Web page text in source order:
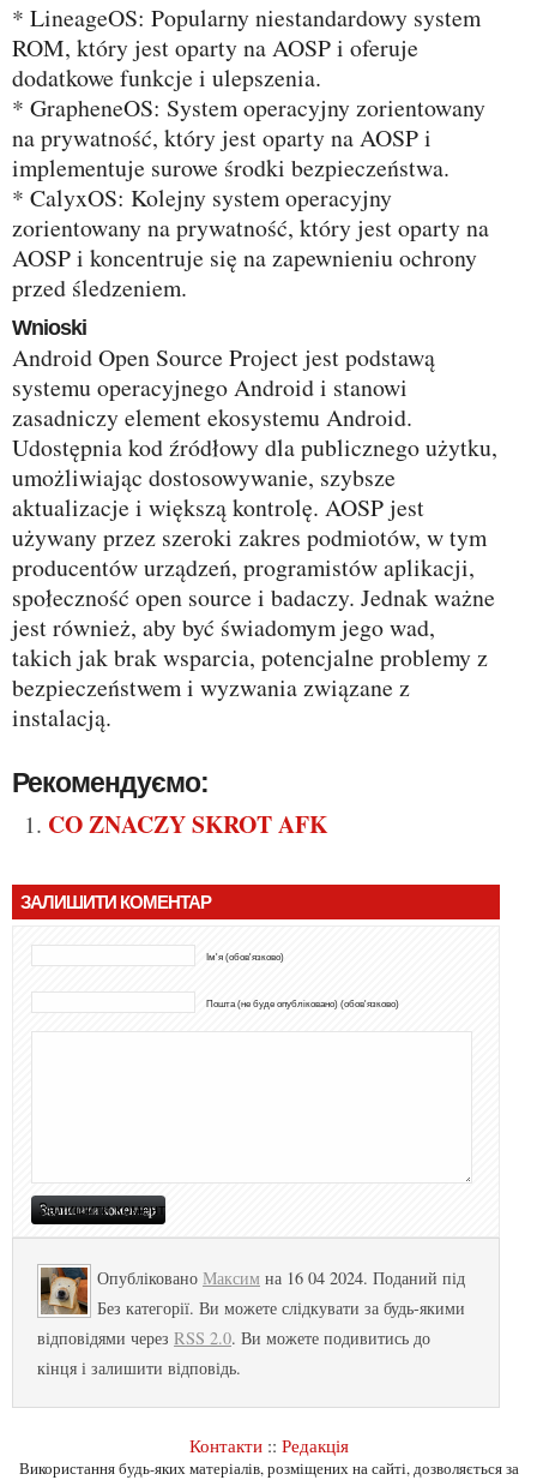
* LineageOS: Popularny niestandardowy system
ROM, który jest oparty na AOSP i oferuje
dodatkowe funkcje i ulepszenia.
* GrapheneOS: System operacyjny zorientowany
na prywatność, który jest oparty na AOSP i
implementuje surowe środki bezpieczeństwa.
* CalyxOS: Kolejny system operacyjny
zorientowany na prywatność, który jest oparty na
AOSP i koncentruje się na zapewnieniu ochrony
przed śledzeniem.
Wnioski
Android Open Source Project jest podstawą
systemu operacyjnego Android i stanowi
zasadniczy element ekosystemu Android.
Udostępnia kod źródłowy dla publicznego użytku,
umożliwiając dostosowywanie, szybsze
aktualizacje i większą kontrolę. AOSP jest
używany przez szeroki zakres podmiotów, w tym
producentów urządzeń, programistów aplikacji,
społeczność open source i badaczy. Jednak ważne
jest również, aby być świadomym jego wad,
takich jak brak wsparcia, potencjalne problemy z
bezpieczeństwem i wyzwania związane z
instalacją.
Рекомендуємо:
CO ZNACZY SKROT AFK
ЗАЛИШИТИ КОМЕНТАР
Ім'я (обов'язково)
Пошта (не буде опубліковано) (обов'язково)
Опубліковано Максим на 16 04 2024. Поданий під
Без категорії. Ви можете слідкувати за будь-якими
відповідями через RSS 2.0. Ви можете подивитись до
кінця і залишити відповідь.
Контакти:: Редакція
Використання будь-яких матеріалів, розміщених на сайті, дозволяється за